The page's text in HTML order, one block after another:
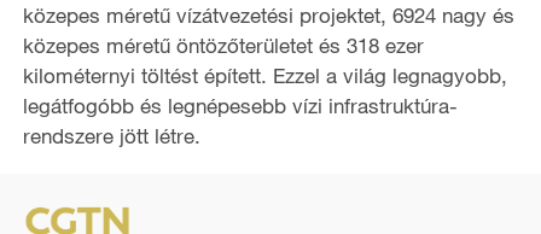
közepes méretű vízátvezetési projektet, 6924 nagy és
közepes méretű öntözőterületet és 318 ezer
kilométernyi töltést épített. Ezzel a világ legnagyobb,
legátfogóbb és legnépesebb vízi infrastruktúra-
rendszere jött létre.